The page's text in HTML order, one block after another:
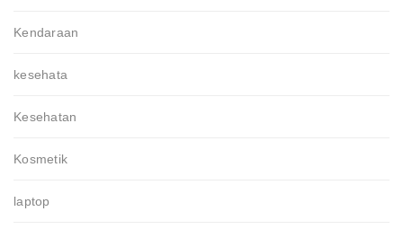
Kendaraan
kesehata
Kesehatan
Kosmetik
laptop